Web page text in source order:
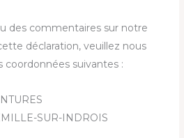
des commentaires sur notre
déclaration, veuillez nous
suivantes :
SUR-INDROIS